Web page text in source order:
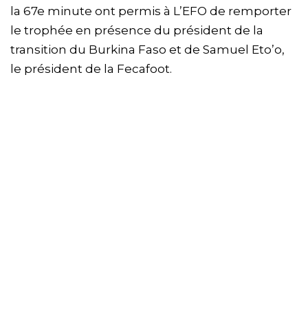
la 67e minute ont permis à L’EFO de remporter
le trophée en présence du président de la
transition du Burkina Faso et de Samuel Eto’o,
le président de la Fecafoot.